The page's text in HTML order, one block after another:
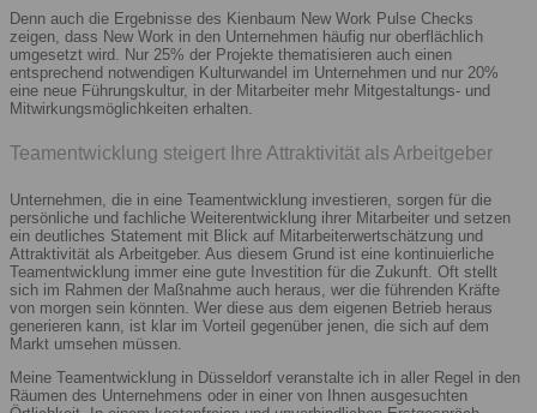
Denn auch die Ergebnisse des Kienbaum New Work Pulse Checks
zeigen, dass New Work in den Unternehmen häufig nur oberflächlich
umgesetzt wird. Nur 25% der Projekte thematisieren auch einen
entsprechend notwendigen Kulturwandel im Unternehmen und nur 20%
eine neue Führungskultur, in der Mitarbeiter mehr Mitgestaltungs- und
Mitwirkungsmöglichkeiten erhalten.
Teamentwicklung steigert Ihre Attraktivität als Arbeitgeber
Unternehmen, die in eine Teamentwicklung investieren, sorgen für die
persönliche und fachliche Weiterentwicklung ihrer Mitarbeiter und setzen
ein deutliches Statement mit Blick auf Mitarbeiterwertschätzung und
Attraktivität als Arbeitgeber. Aus diesem Grund ist eine kontinuierliche
Teamentwicklung immer eine gute Investition für die Zukunft. Oft stellt
sich im Rahmen der Maßnahme auch heraus, wer die führenden Kräfte
von morgen sein könnten. Wer diese aus dem eigenen Betrieb heraus
generieren kann, ist klar im Vorteil gegenüber jenen, die sich auf dem
Markt umsehen müssen.
Meine Teamentwicklung in Düsseldorf veranstalte ich in aller Regel in den
Räumen des Unternehmens oder in einer von Ihnen ausgesuchten